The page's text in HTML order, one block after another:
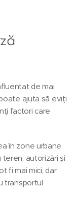
de mai
ajuta să eviți
factori care
în zone urbane
autorizări și
fi mai mici, dar
transportul